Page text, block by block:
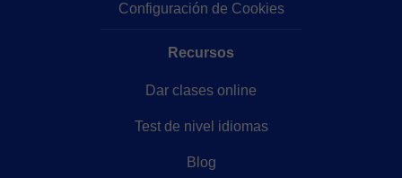
Configuración de Cookies
Recursos
Dar clases online
Test de nivel idiomas
Blog